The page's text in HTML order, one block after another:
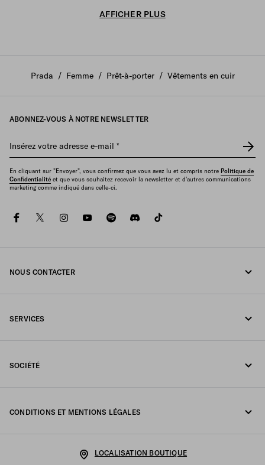
AFFICHER PLUS
Prada / Femme / Prêt-à-porter / Vêtements en cuir
ABONNEZ-VOUS À NOTRE NEWSLETTER
Insérez votre adresse e-mail *
En cliquant sur "Envoyer", vous confirmez que vous avez lu et compris notre Politique de
Confidentialité et que vous souhaitez recevoir la newsletter et d'autres communications
marketing comme indiqué dans celle-ci.
facebooktwitterinstagramyoutubespotifydiscord
NOUS CONTACTER
SERVICES
SOCIÉTÉ
CONDITIONS ET MENTIONS LÉGALES
LOCALISATION BOUTIQUE